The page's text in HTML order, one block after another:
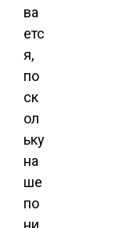
ва
етс
я,
по
ск
ол
ьку
на
ше
по
ни